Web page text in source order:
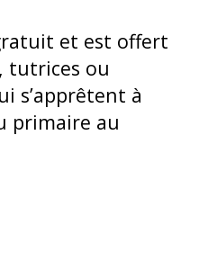
et est offert
tutrices ou
s’apprêtent à
primaire au